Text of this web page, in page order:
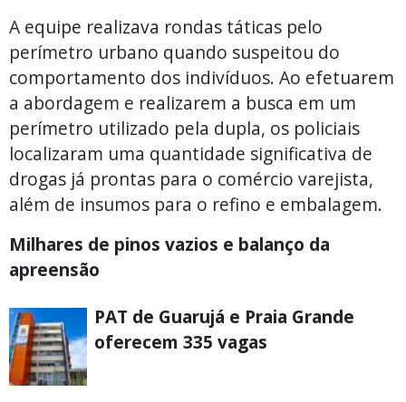
A equipe realizava rondas táticas pelo
perímetro urbano quando suspeitou do
comportamento dos indivíduos. Ao efetuarem
a abordagem e realizarem a busca em um
perímetro utilizado pela dupla, os policiais
localizaram uma quantidade significativa de
drogas já prontas para o comércio varejista,
além de insumos para o refino e embalagem.
Milhares de pinos vazios e balanço da
apreensão
PAT de Guarujá e Praia Grande
oferecem 335 vagas